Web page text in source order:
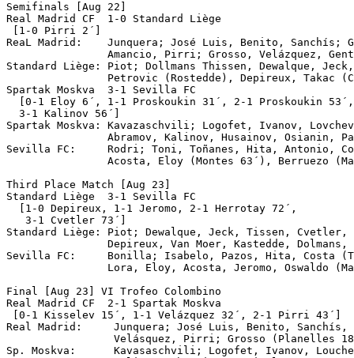
Semifinals [Aug 22]
Real Madrid CF	1-0 Standard Liège
[1-0 Pirri 2´]
ReaL Madrid:    Junquera; José Luis, Benito, Sanchís;
Amancio, Pirri; Grosso, Velázquez,
Standard Liège: Piot; Dollmans Thissen, Dewalque,
Petrovic (Rostedde), Depireux, Takac
Spartak Moskva	3-1 Sevilla FC
[0-1 Eloy 6´, 1-1 Proskoukin 31´, 2-1 Proskoukin
  3-1 Kalinov 56´]
Spartak Moskva: Kavazaschvili; Logofet, Ivanov,
Abramov, Kalinov, Husainov, Osianin,
Sevilla FC:     Rodri; Toni, Toñanes, Hita, Antonio,
Acosta, Eloy (Montes 63´), Berruezo
Third Place Match [Aug 23]
Standard Liège	3-1 Sevilla FC
  [1-0 Depireux, 1-1 Jeromo, 2-1 Herrotay 72´,
   3-1 Cvetler 73´]
Standard Liège: Piot; Dewalque, Jeck, Tissen,
Depireux, Van Moer, Kastedde, Dolmans,
Sevilla FC:     Bonilla; Isabelo, Pazos, Hita, Costa
Lora, Eloy, Acosta, Jeromo, Oswaldo
Final [Aug 23] VI Trofeo Colombino
Real Madrid CF	2-1 Spartak Moskva
[0-1 Kisselev 15´, 1-1 Velázquez 32´, 2-1 Pirri 43´]
Real Madrid:     Junquera; José Luis, Benito, Sanchís,
Velásquez, Pirri; Grosso (Planelles
Sp. Moskva:      Kavasaschvili; Logofet, Ivanov,